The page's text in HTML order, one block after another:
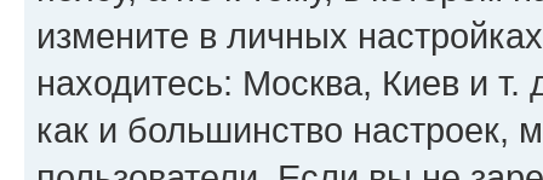
измените в личных
находитесь: Москва, Киев и т.
как и большинство настроек,